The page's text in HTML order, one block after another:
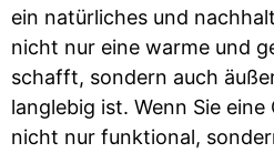
ein natürliches und
nicht nur eine warme und
schafft, sondern auch
langlebig ist. Wenn Sie eine
nicht nur funktional,